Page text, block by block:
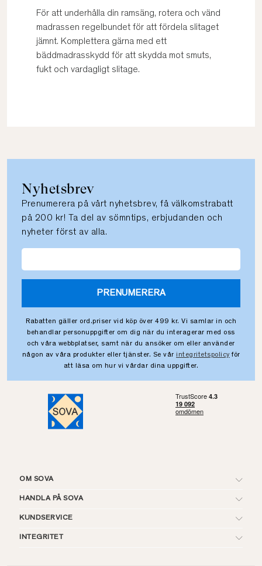
För att underhålla din ramsäng, rotera och vänd
madrassen regelbundet för att fördela slitaget
jämnt. Komplettera gärna med ett
bäddmadrasskydd för att skydda mot smuts,
fukt och vardagligt slitage.
Nyhetsbrev
Prenumerera på vårt nyhetsbrev, få välkomstrabatt
på 200 kr! Ta del av sömntips, erbjudanden och
nyheter först av alla.
PRENUMERERA
Rabatten gäller ord.priser vid köp över 499 kr. Vi samlar in och
behandlar personuppgifter om dig när du interagerar med oss
och våra webbplatser, samt när du ansöker om eller använder
någon av våra produkter eller tjänster. Se vår integritetspolicy för
att läsa om hur vi vårdar dina uppgifter.
OM SOVA
HANDLA PÅ SOVA
KUNDSERVICE
INTEGRITET